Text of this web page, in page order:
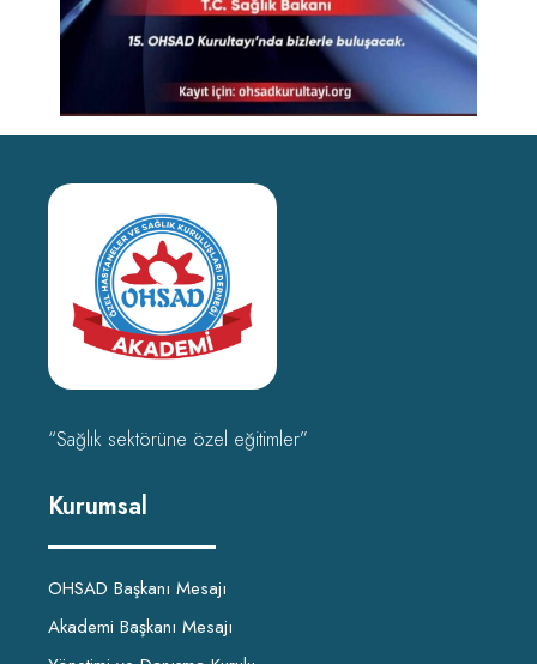
“Sağlık sektörüne özel eğitimler”
Kurumsal
OHSAD Başkanı Mesajı
Akademi Başkanı Mesajı